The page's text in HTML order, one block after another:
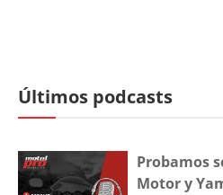
Últimos podcasts
Probamos
Motor y